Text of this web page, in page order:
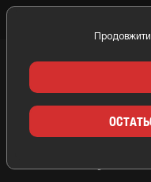
Another Games (Эназер
КВЕСТ